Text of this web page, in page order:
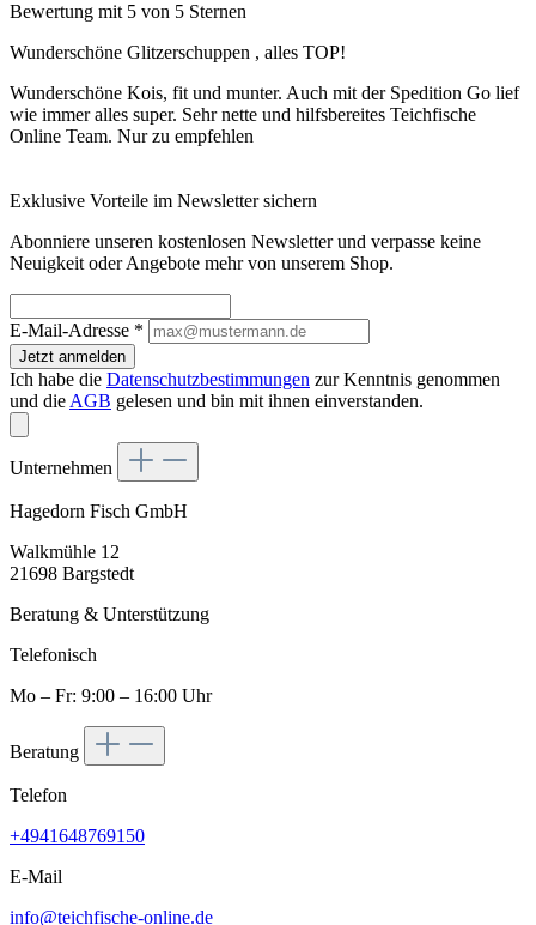
Bewertung mit 5 von 5 Sternen
Wunderschöne Glitzerschuppen , alles TOP!
Wunderschöne Kois, fit und munter. Auch mit der Spedition Go lief
wie immer alles super. Sehr nette und hilfsbereites Teichfische
Online Team. Nur zu empfehlen
Exklusive Vorteile im Newsletter sichern
Abonniere unseren kostenlosen Newsletter und verpasse keine
Neuigkeit oder Angebote mehr von unserem Shop.
E-Mail-Adresse *
Jetzt anmelden
Ich habe die Datenschutzbestimmungen zur Kenntnis genommen
und die AGB gelesen und bin mit ihnen einverstanden.
Unternehmen
Hagedorn Fisch GmbH
Walkmühle 12
21698 Bargstedt
Beratung & Unterstützung
Telefonisch
Mo – Fr: 9:00 – 16:00 Uhr
Beratung
Telefon
+4941648769150
E-Mail
info@teichfische-online.de